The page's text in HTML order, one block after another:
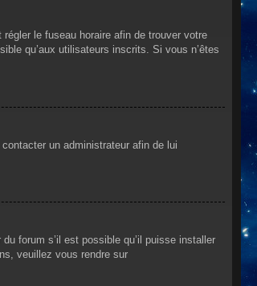
le fuseau horaire afin de trouver votre
qu’aux utilisateurs inscrits. Si vous n’êtes
un administrateur afin de lui
forum s’il est possible qu’il puisse installer
veuillez vous rendre sur